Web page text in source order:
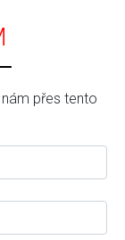
přes tento